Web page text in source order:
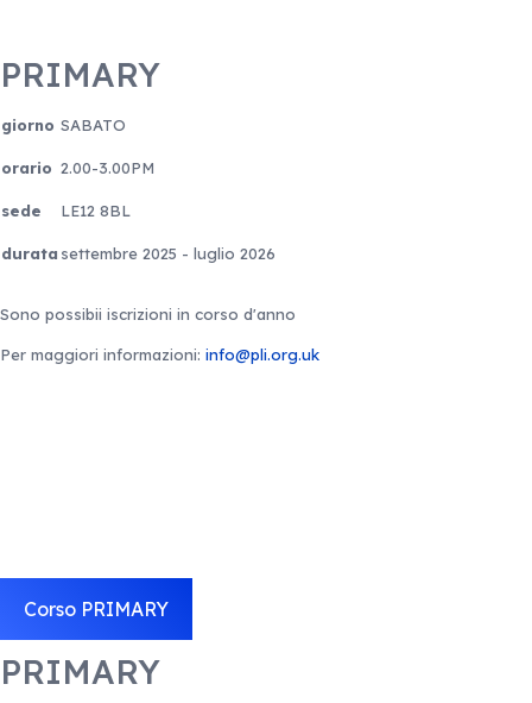
PRIMARY
giorno SABATO
orario 2.00-3.00PM
sede LE12 8BL
durata settembre 2025 - luglio 2026
Sono possibii iscrizioni in corso d'anno
Per maggiori informazioni: info@pli.org.uk
Corso PRIMARY
PRIMARY